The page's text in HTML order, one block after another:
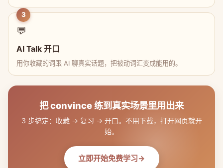
3
💬
AI Talk 开口
用你收藏的词跟 AI 聊真实话题，把被动词汇变成能用的。
把 convince 练到真实场景里用出来
3 步搞定：收藏 → 复习 → 开口。不用下载，打开网页就开
始。
立即开始免费学习